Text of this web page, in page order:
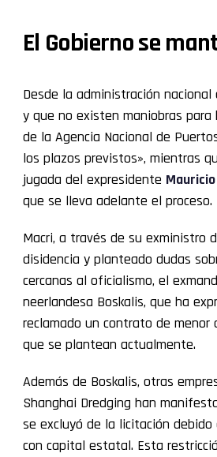
El Gobierno se
Desde la administración
y que no existen maniobras
de la Agencia Nacional de
los plazos previstos», mientras
jugada del expresidente
que se lleva adelante el proceso.
Macri, a través de su exministro
disidencia y planteado dudas
cercanas al oficialismo, el
neerlandesa Boskalis, que ha
reclamado un contrato de menor
que se plantean actualmente.
Además de Boskalis, otras
Shanghai Dredging han
se excluyó de la licitación
con capital estatal. Esta